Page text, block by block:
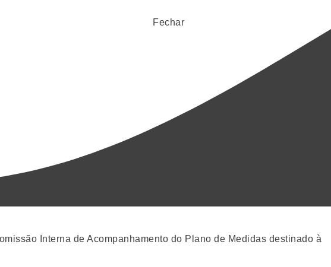
Fechar
Interna de Acompanhamento do Plano de Medidas destinado à